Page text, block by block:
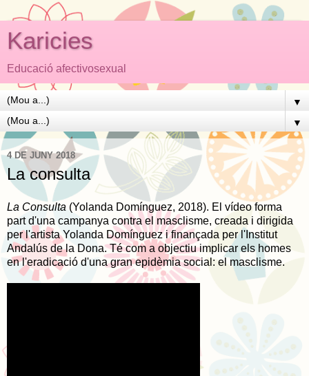
Karicies
Educació afectivosexual
▼
▼
4 DE JUNY 2018
La consulta
La Consulta (Yolanda Domínguez, 2018). El vídeo forma
part d'una campanya contra el masclisme, creada i dirigida
per l'artista Yolanda Domínguez i finançada per l'Institut
Andalús de la Dona. Té com a objectiu implicar els homes
en l'eradicació d'una gran epidèmia social: el masclisme.